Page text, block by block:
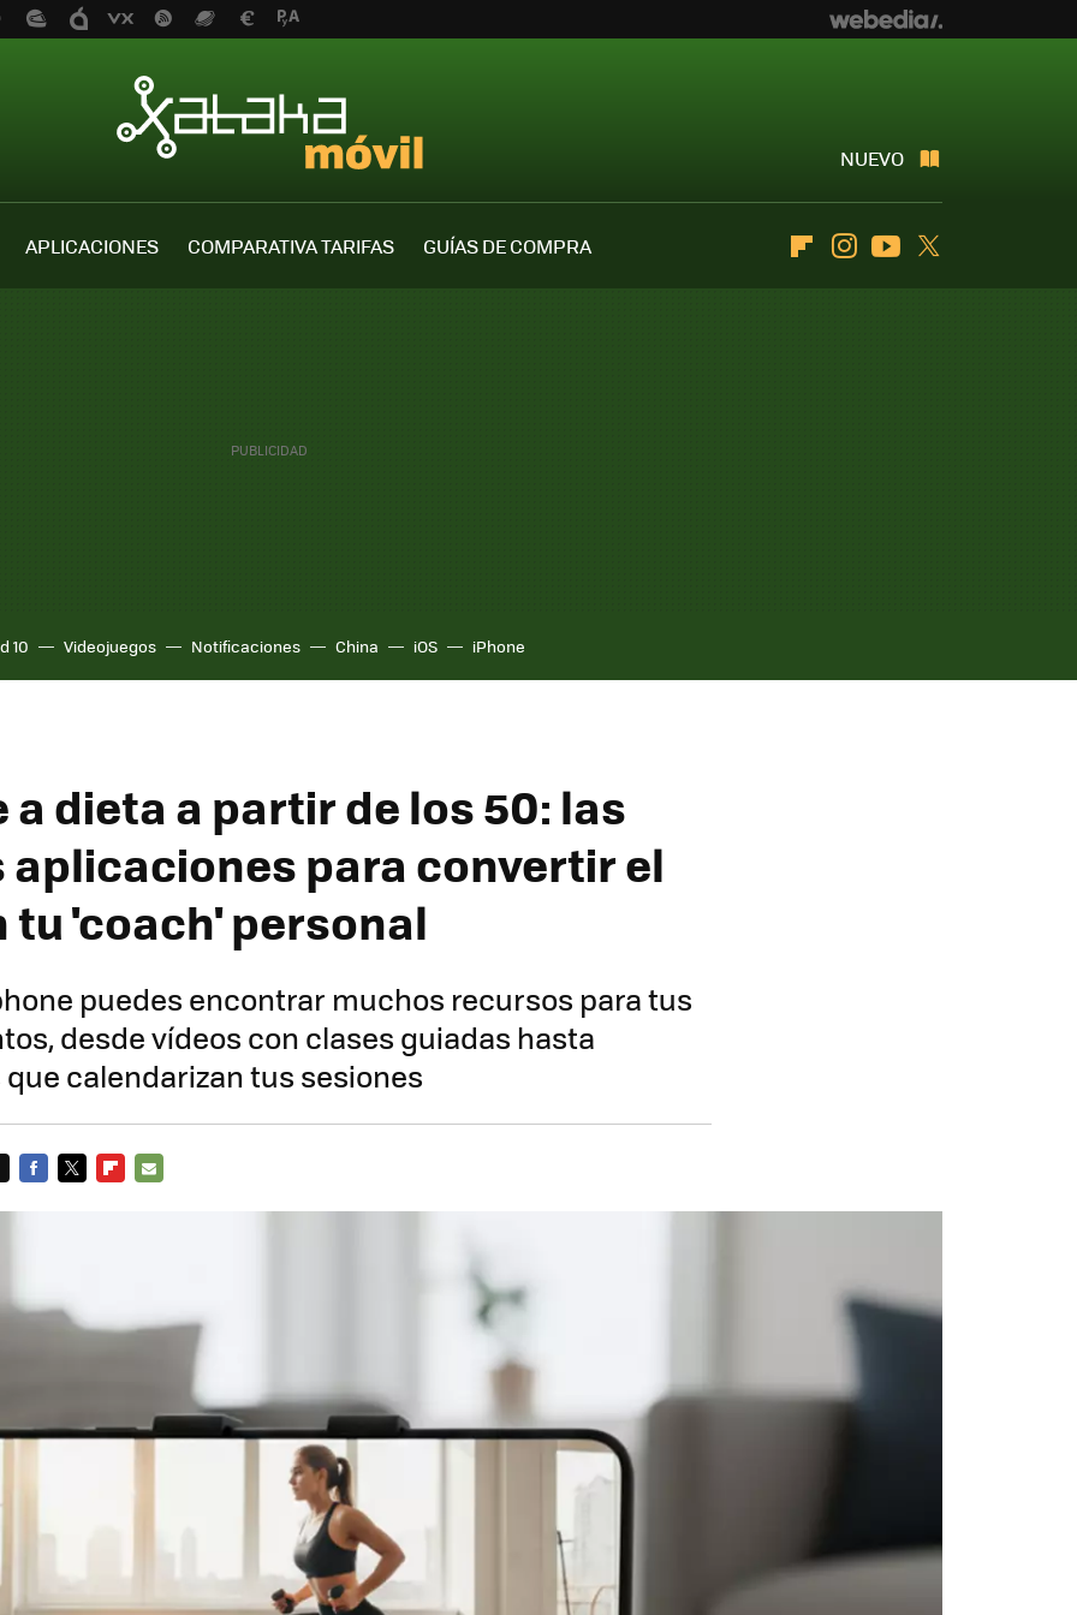
NUEVO
APLICACIONES COMPARATIVA TARIFAS GUÍAS DE COMPRA FlipboardInstagramYoutube
10 Videojuegos Notificaciones China iOS iPhone
a dieta a partir de los 50: las
aplicaciones para convertir el
tu 'coach' personal
puedes encontrar muchos recursos para tus
desde vídeos con clases guiadas hasta
calendarizan tus sesiones